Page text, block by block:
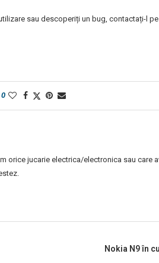
sau descoperiți un bug, contactați-l
0
orice jucarie electrica/electronica sau care
Nokia N9 în